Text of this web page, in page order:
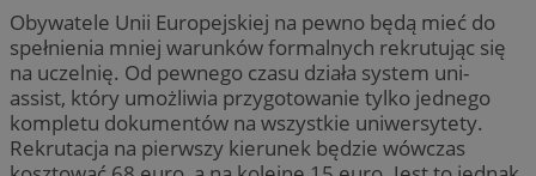
Obywatele Unii Europejskiej na pewno będą mieć do
spełnienia mniej warunków formalnych rekrutując się
na uczelnię. Od pewnego czasu działa system uni-
assist, który umożliwia przygotowanie tylko jednego
kompletu dokumentów na wszystkie uniwersytety.
Rekrutacja na pierwszy kierunek będzie wówczas